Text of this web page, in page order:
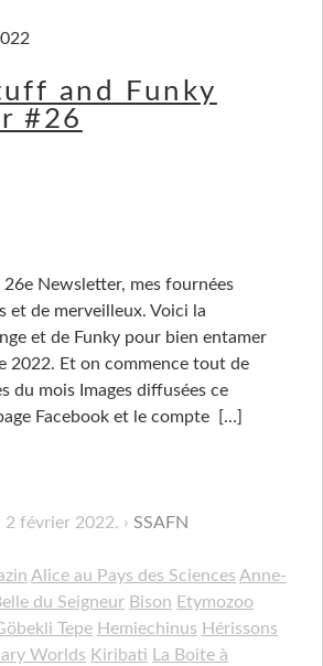
and Funky
#26
26e Newsletter, mes fournées
et de merveilleux. Voici la
et de Funky pour bien entamer
2022. Et on commence tout de
du mois Images diffusées ce
Facebook et le compte
[…]
2 février 2022. SSAFN
Alice au Pays des Sciences Anne-
du Seigneur Bison Etymozoo
Tepe Hemiechinus Hérissons
Worlds Kiribati La Boite à